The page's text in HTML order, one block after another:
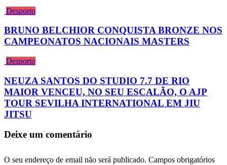
Desporto
BRUNO BELCHIOR CONQUISTA BRONZE NOS
CAMPEONATOS NACIONAIS MASTERS
Desporto
NEUZA SANTOS DO STUDIO 7.7 DE RIO
MAIOR VENCEU, NO SEU ESCALÃO, O AJP
TOUR SEVILHA INTERNATIONAL EM JIU
JITSU
Deixe um comentário
O seu endereço de email não será publicado. Campos obrigatórios